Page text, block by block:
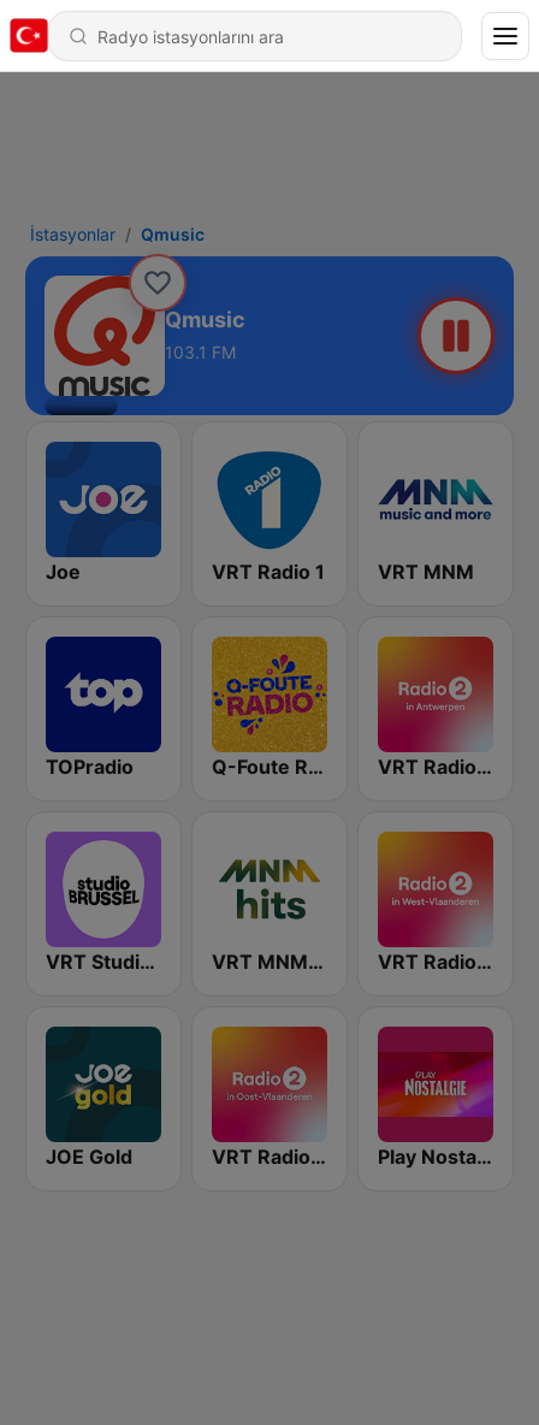
İstasyonlar Qmusic
Qmusic
103.1 FM
Joe VRT Radio 1 VRT MNM
TOPradio Q-Foute Radio VRT Radio 2 Antwerpen
VRT Studio Brussel VRT MNM Hits VRT Radio 2 West-Vlaanderen
JOE Gold VRT Radio 2 Oost-Vlaanderen Play Nostalgie Vlaanderen